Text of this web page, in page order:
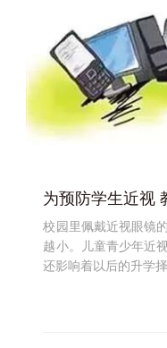
校园里佩戴近视眼镜
越小。儿童青少年近
还影响着以后的升学